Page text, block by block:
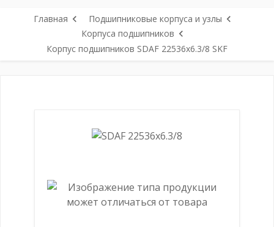
Главная
Подшипниковые корпуса и узлы
Корпуса подшипников
Корпус подшипников SDAF 22536x6.3/8 SKF